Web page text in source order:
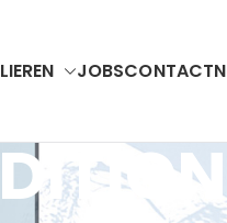
JOBSCONTACT